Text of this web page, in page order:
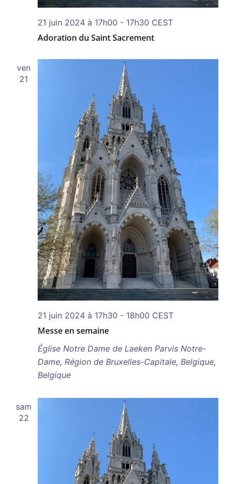
Adoration du Saint Sacrement
21 juin 2024 à 17h00 - 17h30 CEST
ven
21
Messe en semaine
21 juin 2024 à 17h30 - 18h00 CEST
Église Notre Dame de Laeken Parvis Notre-
Dame, Région de Bruxelles-Capitale, Belgique,
Belgique
sam
22